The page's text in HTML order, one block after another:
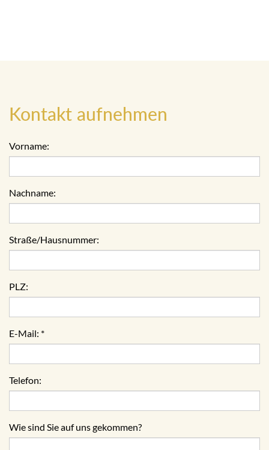
Kontakt aufnehmen
Vorname:
Nachname:
Straße/Hausnummer:
PLZ:
E-Mail: *
Telefon:
Wie sind Sie auf uns gekommen?